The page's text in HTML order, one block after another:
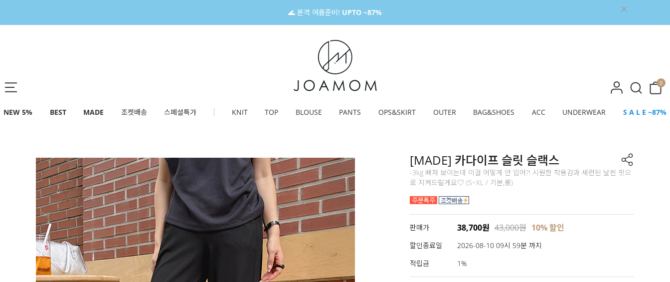
🌊 본격 여름준비! UPTO ~87%
0
NEW 5% BEST MADE 조켓배송 스페셜특가 KNIT TOP BLOUSE PANTS OPS&SKIRT OUTER BAG&SHOES ACC UNDERWEAR S A L E ~87%
[MADE] 카다이프 슬릿 슬랙스
-3kg 빠져 보이는데 이걸 어떻게 안 입어?! 시원한 착용감과 세련된 날씬 핏으
로 지켜드릴게요♡ (S~XL / 기본,롱)
판매가 38,700원 43,000원 10% 할인
할인종료일
2026-08-10 09시 59분 까지
적립금
1%